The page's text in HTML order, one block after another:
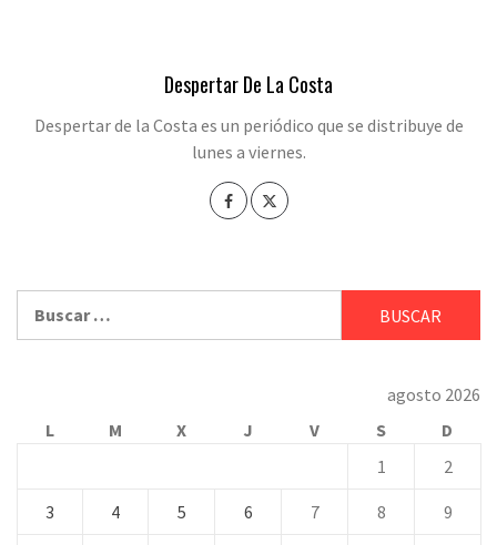
Despertar De La Costa
Despertar de la Costa es un periódico que se distribuye de
lunes a viernes.
agosto 2026
L
M X J V S
D
1
2
3 4 5 6 7 8 9